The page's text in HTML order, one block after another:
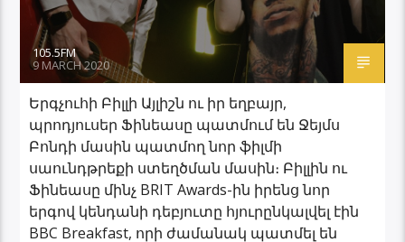
105.5FM
9 MARCH 2020
Երգչուհի Բիլլի Այլիշն ու իր եղբայր,
պրոդյուսեր Ֆինեասը պատմում են Ջեյմս
Բոնդի մասին պատմող նոր ֆիլմի
սաունդթրեքի ստեղծման մասին։ Բիլլին ու
Ֆինեասը մինչ BRIT Awards-ին իրենց նոր
երգով կենդանի դեբյուտը հյուրընկալվել էին
BBC Breakfast, որի ժամանակ պատմել են